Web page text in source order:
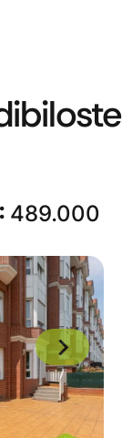
489.000